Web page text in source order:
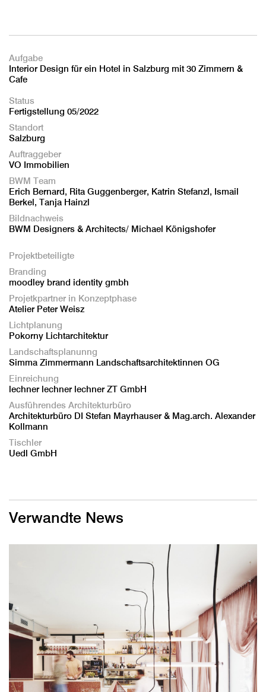
Aufgabe
Interior Design für ein Hotel in Salzburg mit 30 Zimmern &
Cafe
Status
Fertigstellung 05/2022
Standort
Salzburg
Auftraggeber
VO Immobilien
BWM Team
Erich Bernard, Rita Guggenberger, Katrin Stefanzl, Ismail
Berkel, Tanja Hainzl
Bildnachweis
BWM Designers & Architects/ Michael Königshofer
Projektbeteiligte
Branding
moodley brand identity gmbh
Projetkpartner in Konzeptphase
Atelier Peter Weisz
Lichtplanung
Pokorny Lichtarchitektur
Landschaftsplanunng
Simma Zimmermann Landschaftsarchitektinnen OG
Einreichung
lechner lechner lechner ZT GmbH
Ausführendes Architekturbüro
Architekturbüro DI Stefan Mayrhauser & Mag.arch. Alexander
Kollmann
Tischler
Uedl GmbH
Verwandte News